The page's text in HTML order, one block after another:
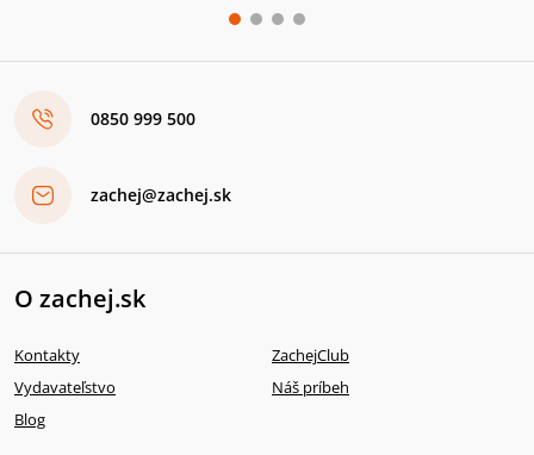
0850 999 500
zachej@zachej.sk
O zachej.sk
Kontakty
ZachejClub
Vydavateľstvo
Náš príbeh
Blog